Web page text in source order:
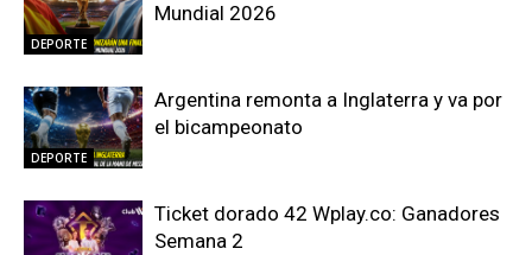
DEPORTE
Mundial 2026
DEPORTE
Argentina remonta a Inglaterra y va por
el bicampeonato
Ticket dorado 42 Wplay.co: Ganadores
Semana 2